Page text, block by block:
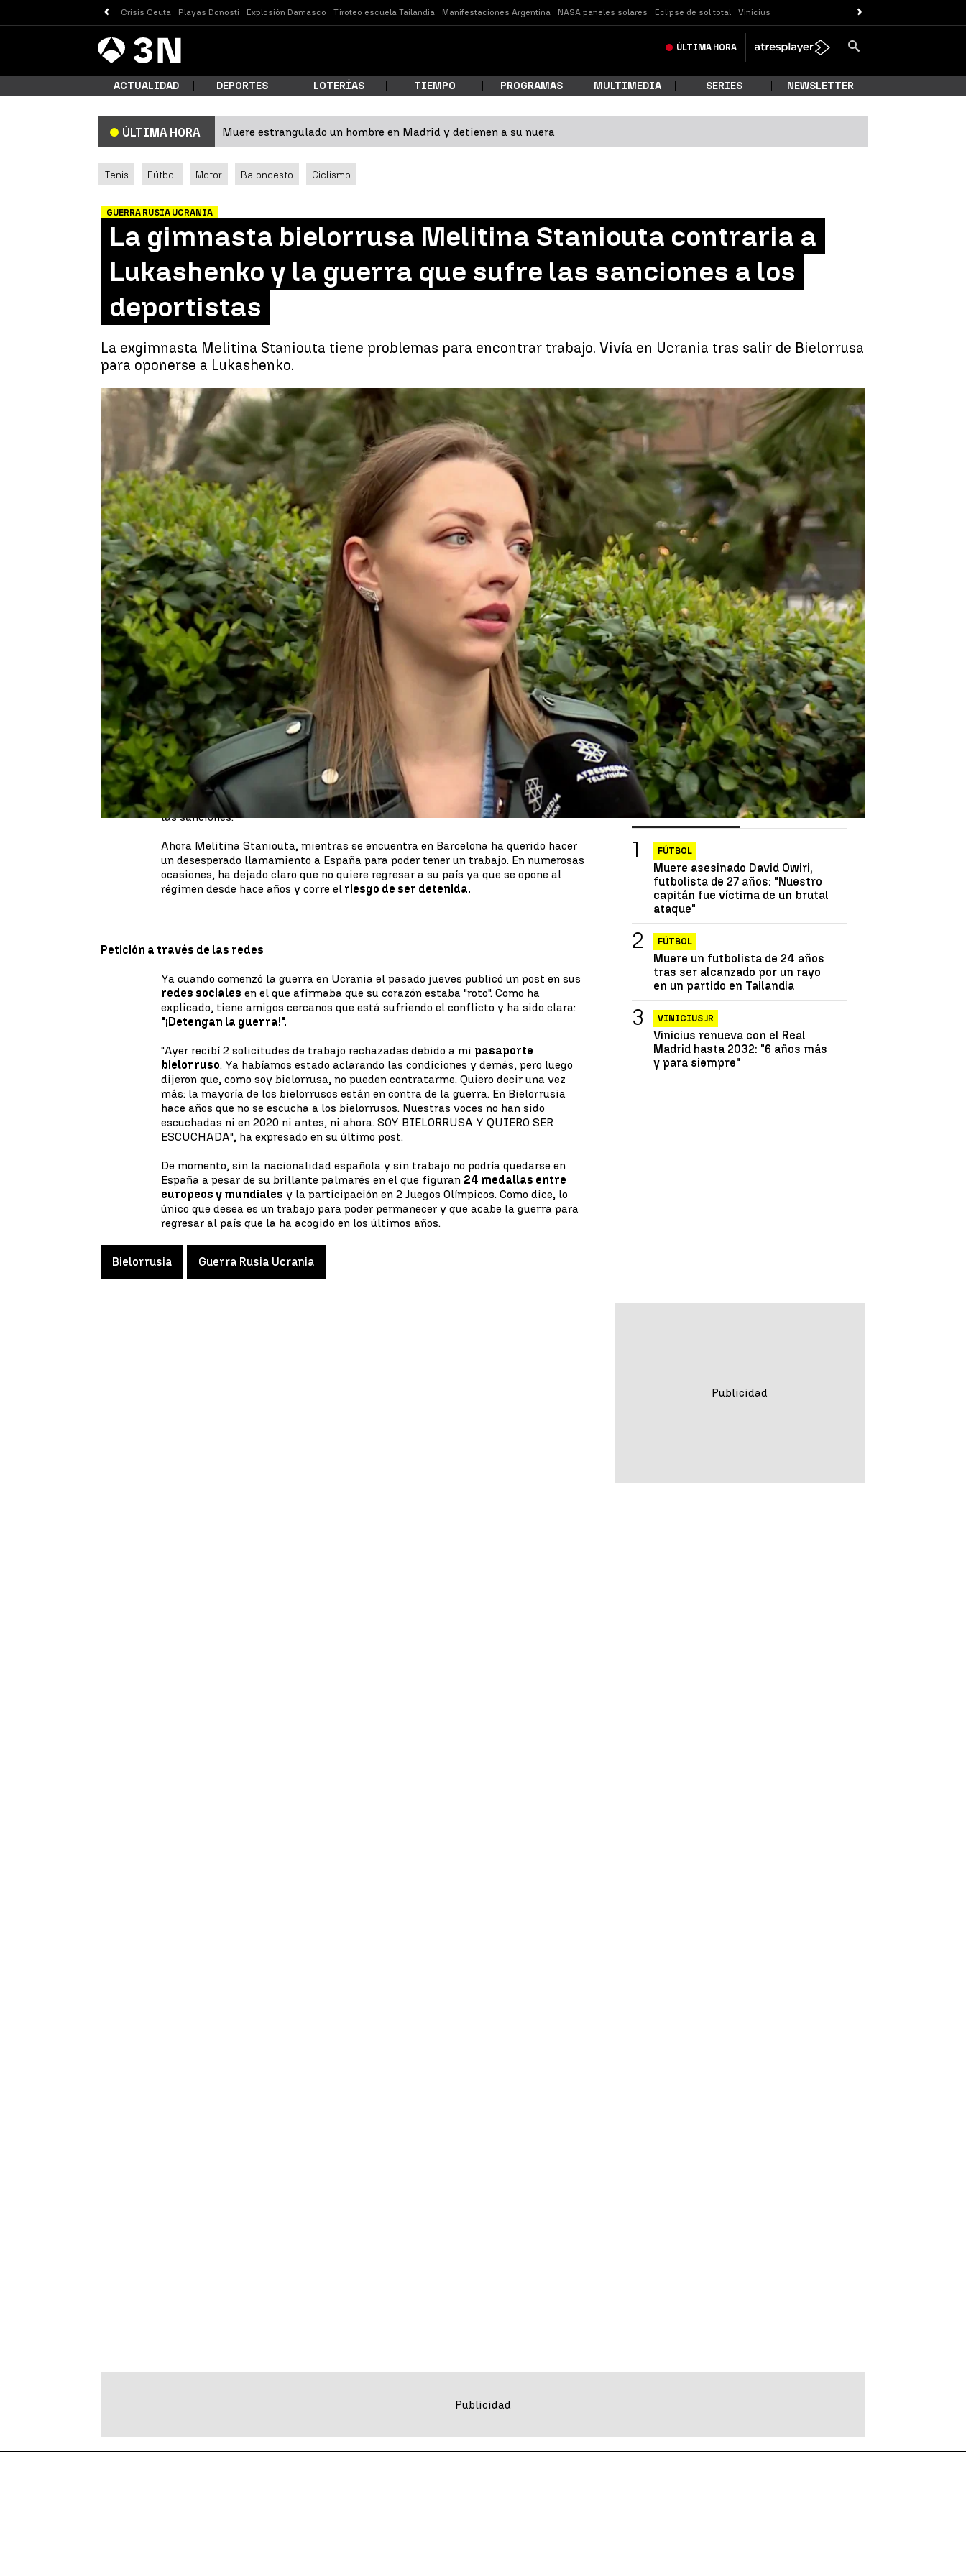
Crisis Ceuta Playas Donosti Explosión Damasco Tiroteo escuela Tailandia Manifestaciones Argentina NASA paneles solares Eclipse de sol total Vinicius
Antena
3 Noticias ÚLTIMA HORA
¿Qué estás buscando?
ACTUALIDAD DEPORTES LOTERÍAS TIEMPO PROGRAMAS MULTIMEDIA SERIES NEWSLETTER
ÚLTIMA HORA Muere estrangulado un hombre en Madrid y detienen a su nuera
Tenis Fútbol Motor Baloncesto Ciclismo
GUERRA RUSIA UCRANIA
La gimnasta bielorrusa Melitina Staniouta contraria a
Lukashenko y la guerra que sufre las sanciones a los
deportistas
La exgimnasta Melitina Staniouta tiene problemas para encontrar trabajo. Vivía en Ucrania tras salir de Bielorrusa
para oponerse a Lukashenko.
Melitina Staniouta | EFE
Virginia L. Esplá
Publicado:02 de marzo de 2022, 16:03 WhatsappFacebook
X Linkedin
Melitina es gimnasta, es bielorrusa, pero está en contra de la guerra. De hecho,
tuvo que salir de su país por oponerse a su presidente
Lukashenko, el amigo de
Putin. Se fue a Kiev, pero tuvo que
huir por la guerra.
Ahora está en Barcelona,
pero ser bielorrusa se lo está poniendo difícil.
Las sanciones contra Rusia de los diferentesorganismos deportivos
internacionales afectan también aBielorrusia y a sus deportistas
precisamente por el colaboracionismo de su Gobierno con el Kremlin. Muchos
rusos y bielorrusos se oponen a la guerra, pero sufren los efectos colaterales de
las sanciones.
Ahora Melitina Staniouta, mientras se encuentra en Barcelona ha querido hacer
un desesperado llamamiento a España para poder tener un trabajo. En numerosas
ocasiones, ha dejado claro que no quiere regresar a su país ya que se opone al
régimen desde hace años y corre el riesgo de ser detenida.
Petición a través de las redes
Ya cuando comenzó la guerra en Ucrania el pasado jueves publicó un post en sus
redes sociales en el que afirmaba que su corazón estaba "roto". Como ha
explicado, tiene amigos cercanos que está sufriendo el conflicto y ha sido clara:
"¡Detengan la guerra!".
"Ayer recibí 2 solicitudes de trabajo rechazadas debido a mi pasaporte
bielorruso. Ya habíamos estado aclarando las condiciones y demás, pero luego
dijeron que, como soy bielorrusa, no pueden contratarme. Quiero decir una vez
más: la mayoría de los bielorrusos están en contra de la guerra. En Bielorrusia
hace años que no se escucha a los bielorrusos. Nuestras voces no han sido
escuchadas ni en 2020 ni antes, ni ahora. SOY BIELORRUSA Y QUIERO SER
ESCUCHADA", ha expresado en su último post.
De momento, sin la nacionalidad española y sin trabajo no podría quedarse en
España a pesar de su brillante palmarés en el que figuran 24 medallas entre
europeos y mundiales y la participación en 2 Juegos Olímpicos. Como dice, lo
único que desea es un trabajo para poder permanecer y que acabe la guerra para
regresar al país que la ha acogido en los últimos años.
Bielorrusia Guerra Rusia Ucrania
Las más vistas Lo último
FÚTBOL
Muere asesinado David Owiri,
futbolista de 27 años: "Nuestro
capitán fue víctima de un brutal
ataque"
FÚTBOL
Muere un futbolista de 24 años
tras ser alcanzado por un rayo
en un partido en Tailandia
VINICIUS JR
Vinicius renueva con el Real
Madrid hasta 2032: "6 años más
y para siempre"